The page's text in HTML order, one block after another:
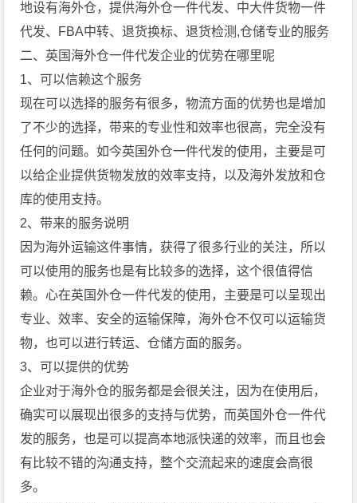
地设有海外仓，提供海外仓一件代发、中大件货物一件
代发、FBA中转、退货换标、退货检测,仓储专业的服务
二、英国海外仓一件代发企业的优势在哪里呢
1、可以信赖这个服务
现在可以选择的服务有很多，物流方面的优势也是增加
了不少的选择，带来的专业性和效率也很高，完全没有
任何的问题。如今英国外仓一件代发的使用，主要是可
以给企业提供货物发放的效率支持，以及海外发放和仓
库的使用支持。
2、带来的服务说明
因为海外运输这件事情，获得了很多行业的关注，所以
可以使用的服务也是有比较多的选择，这个很值得信
赖。心在英国外仓一件代发的使用，主要是可以呈现出
专业、效率、安全的运输保障，海外仓不仅可以运输货
物，也可以进行转运、仓储方面的服务。
3、可以提供的优势
企业对于海外仓的服务都是会很关注，因为在使用后，
确实可以展现出很多的支持与优势，而英国外仓一件代
发的服务，也是可以提高本地派快递的效率，而且也会
有比较不错的沟通支持，整个交流起来的速度会高很
多。